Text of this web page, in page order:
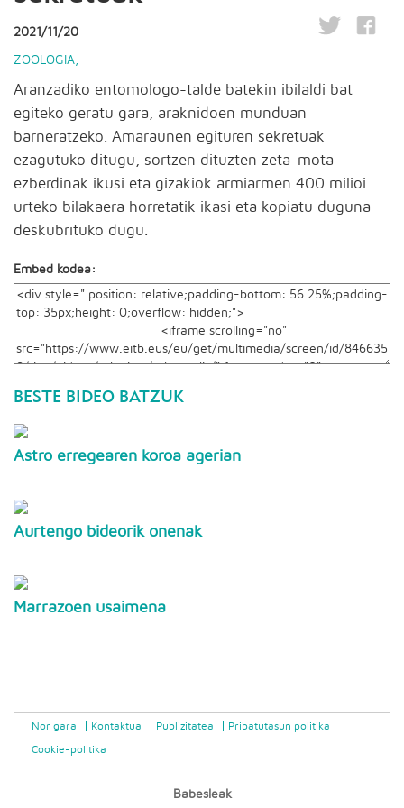
2021/11/20
ZOOLOGIA
Aranzadiko entomologo-talde batekin ibilaldi bat
egiteko geratu gara, araknidoen munduan
barneratzeko. Amaraunen egituren sekretuak
ezagutuko ditugu, sortzen dituzten zeta-mota
ezberdinak ikusi eta gizakiok armiarmen 400 milioi
urteko bilakaera horretatik ikasi eta kopiatu duguna
deskubrituko dugu.
Embed kodea:
BESTE BIDEO BATZUK
Astro erregearen koroa agerian
Aurtengo bideorik onenak
Marrazoen usaimena
Nor gara Kontaktua Publizitatea Pribatutasun politika
Cookie-politika
Babesleak